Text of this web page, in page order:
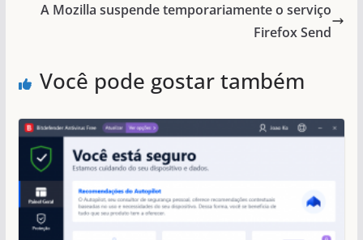
A Mozilla suspende temporariamente o serviço
Firefox Send
Você pode gostar também